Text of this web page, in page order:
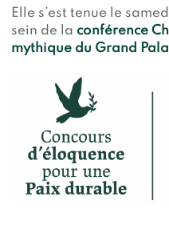
Elle s’est tenue le
sein de la conférence
mythique du Grand